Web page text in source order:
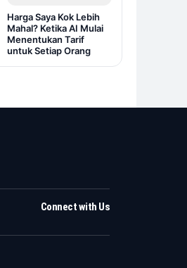
Harga Saya Kok Lebih
Mahal? Ketika AI Mulai
Menentukan Tarif
untuk Setiap Orang
Connect with Us